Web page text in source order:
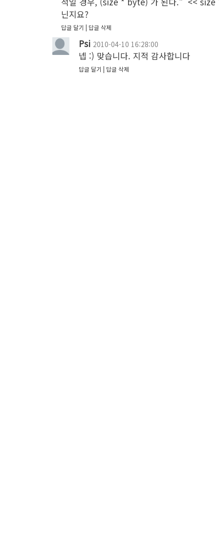
닌지요?
답글 달기 답글 삭제
Psi 2010-04-10 16:28:00
넵 :) 맞습니다. 지적 감사합니다
답글 달기 답글 삭제